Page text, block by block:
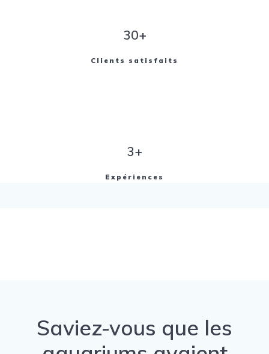
30+
Clients satisfaits
3+
Expériences
Saviez-vous que les